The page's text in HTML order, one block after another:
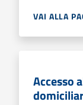
VAI ALLA
Accesso